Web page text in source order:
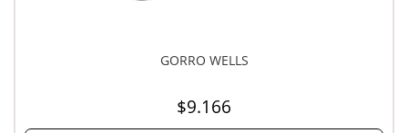
GORRO WELLS
$9.166